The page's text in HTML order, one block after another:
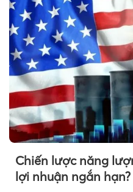
Chiến lược năng
lợi nhuận ngắn hạn?